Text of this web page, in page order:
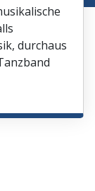
durchaus